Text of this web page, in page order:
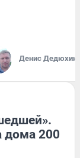
Денис Дедюхин
дома 200